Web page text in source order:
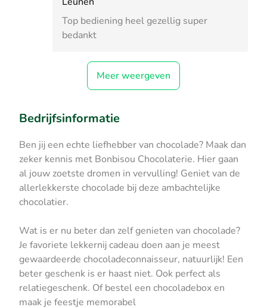
Top bediening heel gezellig super
bedankt
Meer weergeven
Bedrijfsinformatie
Ben jij een echte liefhebber van chocolade? Maak dan
zeker kennis met Bonbisou Chocolaterie. Hier gaan
al jouw zoetste dromen in vervulling! Geniet van de
allerlekkerste chocolade bij deze ambachtelijke
chocolatier.
Wat is er nu beter dan zelf genieten van chocolade?
Je favoriete lekkernij cadeau doen aan je meest
gewaardeerde chocoladeconnaisseur, natuurlijk! Een
beter geschenk is er haast niet. Ook perfect als
relatiegeschenk. Of bestel een chocoladebox en
maak je feestje memorabel